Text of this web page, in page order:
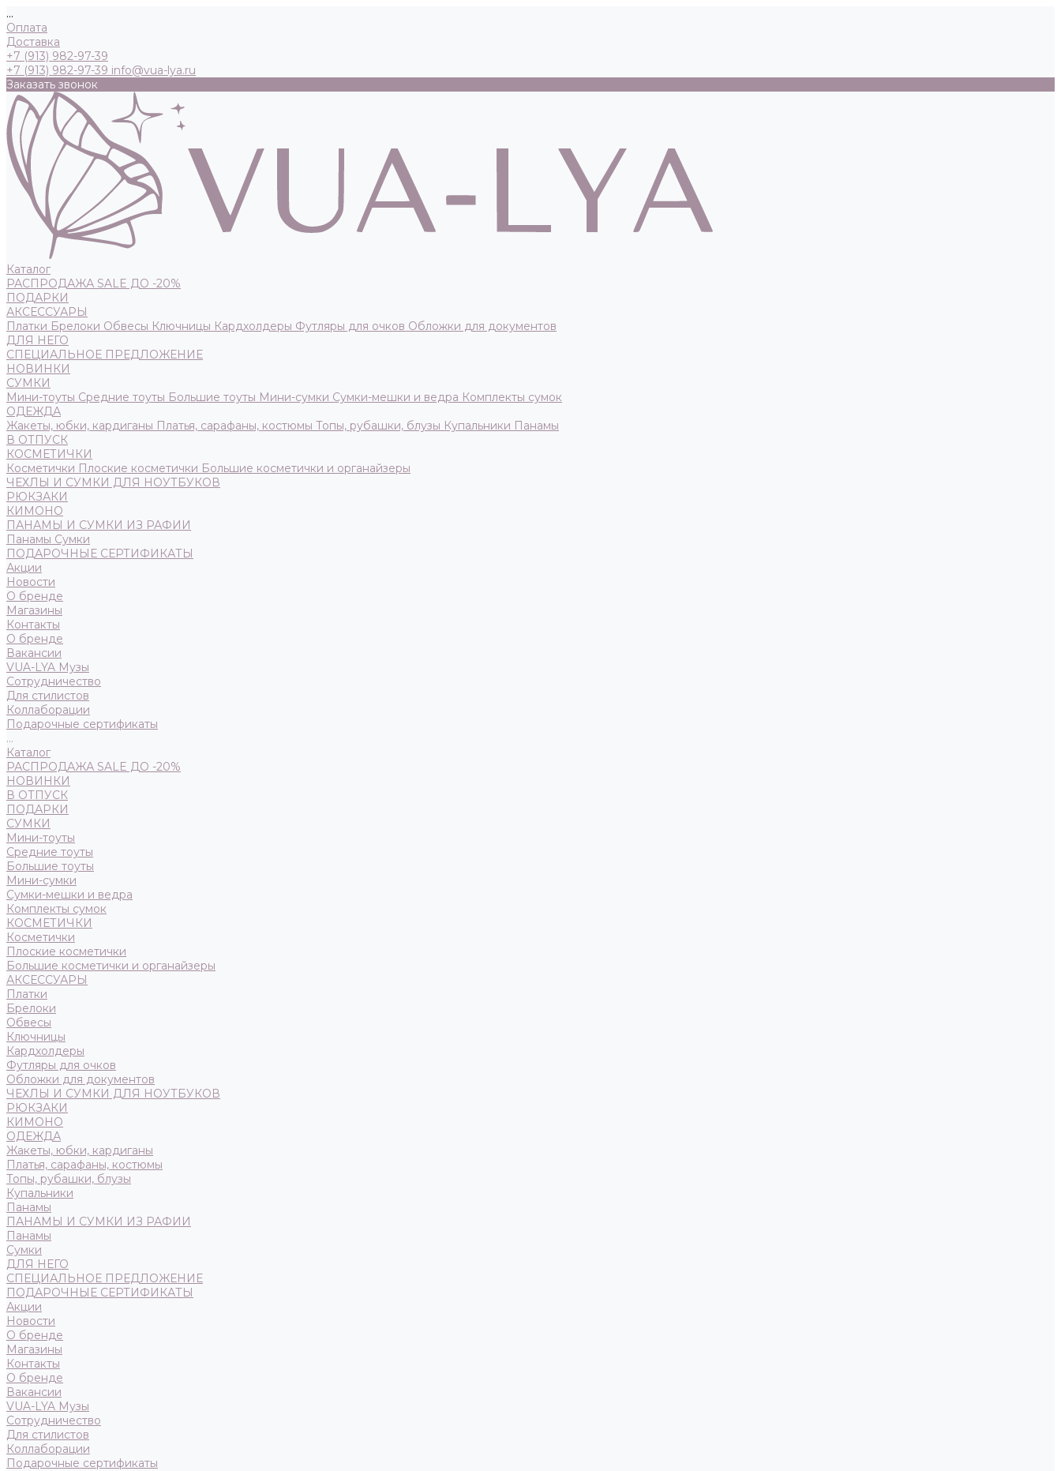
...
Оплата
Доставка
+7 (913) 982-97-39
+7 (913) 982-97-39 info@vua-lya.ru
Заказать звонок
Каталог
РАСПРОДАЖА SALE ДО -20%
ПОДАРКИ
АКСЕССУАРЫ
Платки Брелоки Обвесы Ключницы Кардхолдеры Футляры для очков Обложки для документов
ДЛЯ НЕГО
СПЕЦИАЛЬНОЕ ПРЕДЛОЖЕНИЕ
НОВИНКИ
СУМКИ
Мини-тоуты Средние тоуты Большие тоуты Мини-сумки Сумки-мешки и ведра Комплекты сумок
ОДЕЖДА
Жакеты, юбки, кардиганы Платья, сарафаны, костюмы Топы, рубашки, блузы Купальники Панамы
В ОТПУСК
КОСМЕТИЧКИ
Косметички Плоские косметички Большие косметички и органайзеры
ЧЕХЛЫ И СУМКИ ДЛЯ НОУТБУКОВ
РЮКЗАКИ
КИМОНО
ПАНАМЫ И СУМКИ ИЗ РАФИИ
Панамы Сумки
ПОДАРОЧНЫЕ СЕРТИФИКАТЫ
Акции
Новости
О бренде
Магазины
Контакты
О бренде
Вакансии
VUA-LYA Музы
Сотрудничество
Для стилистов
Коллаборации
Подарочные сертификаты
...
Каталог
РАСПРОДАЖА SALE ДО -20%
НОВИНКИ
В ОТПУСК
ПОДАРКИ
СУМКИ
Мини-тоуты
Средние тоуты
Большие тоуты
Мини-сумки
Сумки-мешки и ведра
Комплекты сумок
КОСМЕТИЧКИ
Косметички
Плоские косметички
Большие косметички и органайзеры
АКСЕССУАРЫ
Платки
Брелоки
Обвесы
Ключницы
Кардхолдеры
Футляры для очков
Обложки для документов
ЧЕХЛЫ И СУМКИ ДЛЯ НОУТБУКОВ
РЮКЗАКИ
КИМОНО
ОДЕЖДА
Жакеты, юбки, кардиганы
Платья, сарафаны, костюмы
Топы, рубашки, блузы
Купальники
Панамы
ПАНАМЫ И СУМКИ ИЗ РАФИИ
Панамы
Сумки
ДЛЯ НЕГО
СПЕЦИАЛЬНОЕ ПРЕДЛОЖЕНИЕ
ПОДАРОЧНЫЕ СЕРТИФИКАТЫ
Акции
Новости
О бренде
Магазины
Контакты
О бренде
Вакансии
VUA-LYA Музы
Сотрудничество
Для стилистов
Коллаборации
Подарочные сертификаты